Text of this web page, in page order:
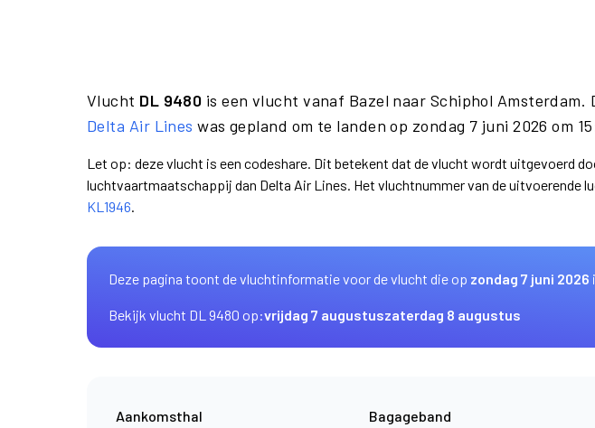
Vlucht DL 9480 is een vlucht vanaf Bazel naar Schiphol Amsterdam.
Delta Air Lines was gepland om te landen op zondag 7 juni 2026 om
Let op: deze vlucht is een codeshare. Dit betekent dat de vlucht wordt uitgevoerd
luchtvaartmaatschappij dan Delta Air Lines. Het vluchtnummer van de uitvoerende
KL1946.
Deze pagina toont de vluchtinformatie voor de vlucht die op zondag 7 juni 2026
Bekijk vlucht DL 9480 op:vrijdag 7 augustuszaterdag 8 augustus
Aankomsthal Bagageband